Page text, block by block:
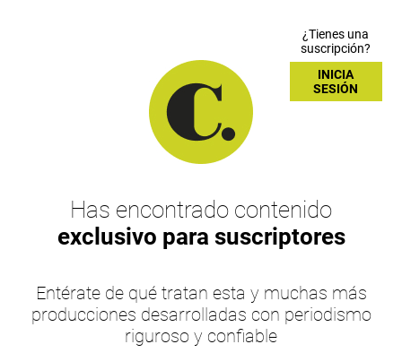
¿Tienes una
suscripción?
INICIA
SESIÓN
Has encontrado contenido
exclusivo para suscriptores
Entérate de qué tratan esta y muchas más
producciones desarrolladas con periodismo
riguroso y confiable